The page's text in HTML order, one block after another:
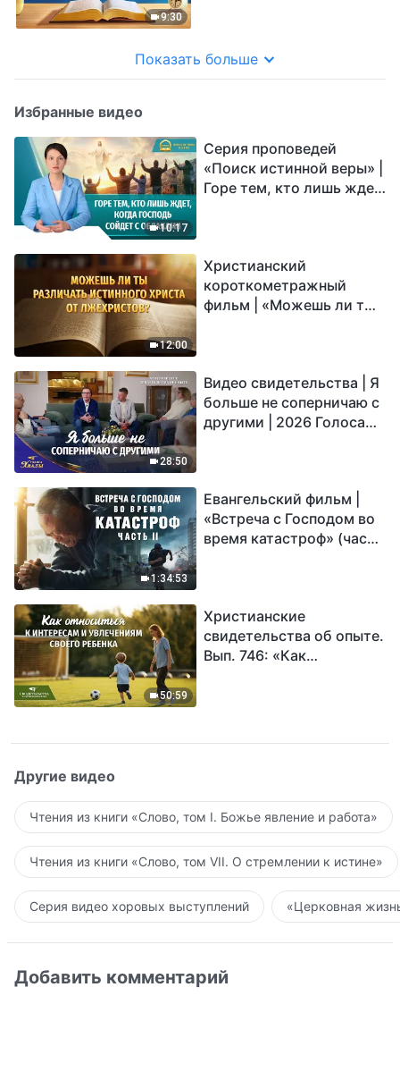
9:30
Показать больше
Избранные видео
10:17
Серия проповедей
«Поиск истинной веры» |
Горе тем, кто лишь ждет,
12:00
Христианский
короткометражный
фильм | «Можешь ли ты
28:50
Видео свидетельства | Я
больше не соперничаю с
другими | 2026 Голоса
1:34:53
Евангельский фильм |
«Встреча с Господом во
время катастроф» (часть
спасение?
50:59
Христианские
свидетельства об опыте.
Вып. 746: «Как
Другие видео
Чтения из книги «Слово, том I. Божье явление и работа»
Чтения из книги «Слово, том VII. О стремлении к истине»
Серия видео хоровых выступлений «Церковная
Добавить комментарий